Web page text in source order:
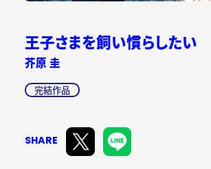
王子さまを飼い慣らしたい
芥原 圭
完結作品
SHARE